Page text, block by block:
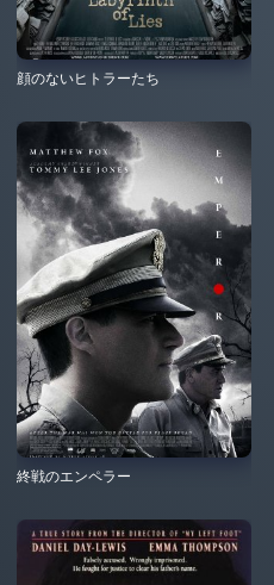
顔のないヒトラーたち
終戦のエンペラー